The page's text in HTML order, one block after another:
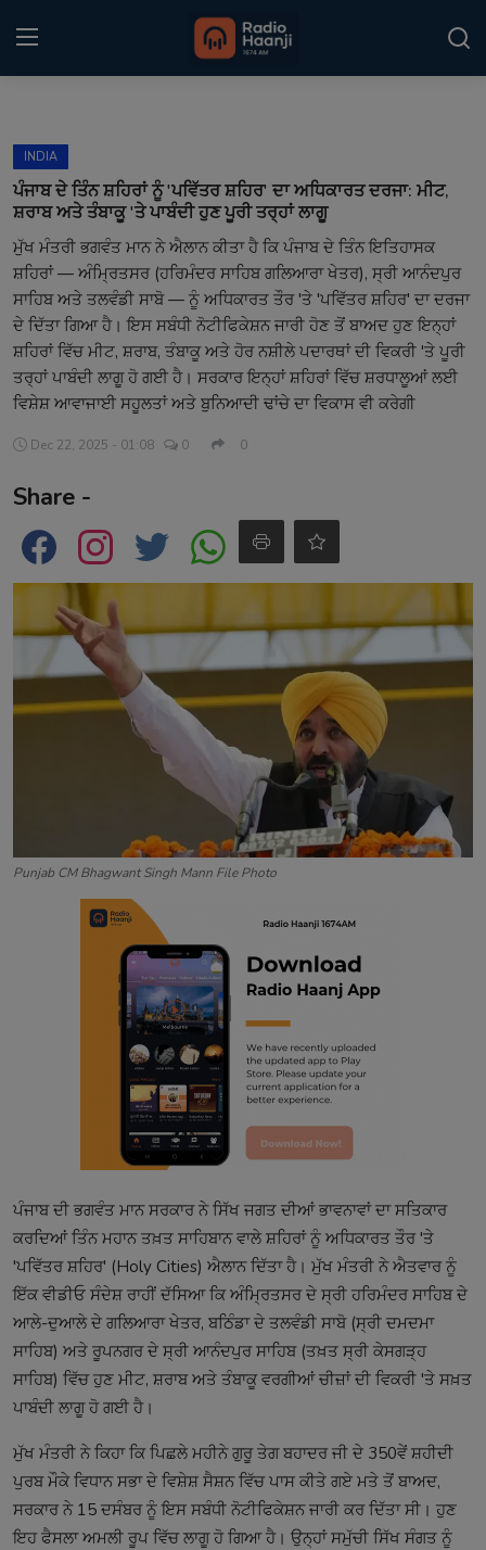
Home
Punjabi Podcast
Kitaab Kahani
Gallery
Sponsors
INDIA
ਪੰਜਾਬ ਦੇ ਤਿੰਨ ਸ਼ਹਿਰਾਂ ਨੂੰ 'ਪਵਿੱਤਰ ਸ਼ਹਿਰ' ਦਾ ਅਧਿਕਾਰਤ ਦਰਜਾ: ਮੀਟ,
ਸ਼ਰਾਬ ਅਤੇ ਤੰਬਾਕੂ 'ਤੇ ਪਾਬੰਦੀ ਹੁਣ ਪੂਰੀ ਤਰ੍ਹਾਂ ਲਾਗੂ
ਮੁੱਖ ਮੰਤਰੀ ਭਗਵੰਤ ਮਾਨ ਨੇ ਐਲਾਨ ਕੀਤਾ ਹੈ ਕਿ ਪੰਜਾਬ ਦੇ ਤਿੰਨ ਇਤਿਹਾਸਕ
ਸ਼ਹਿਰਾਂ — ਅੰਮ੍ਰਿਤਸਰ (ਹਰਿਮੰਦਰ ਸਾਹਿਬ ਗਲਿਆਰਾ ਖੇਤਰ), ਸ੍ਰੀ ਆਨੰਦਪੁਰ
ਸਾਹਿਬ ਅਤੇ ਤਲਵੰਡੀ ਸਾਬੋ — ਨੂੰ ਅਧਿਕਾਰਤ ਤੌਰ 'ਤੇ 'ਪਵਿੱਤਰ ਸ਼ਹਿਰ' ਦਾ ਦਰਜਾ
ਦੇ ਦਿੱਤਾ ਗਿਆ ਹੈ। ਇਸ ਸਬੰਧੀ ਨੋਟੀਫਿਕੇਸ਼ਨ ਜਾਰੀ ਹੋਣ ਤੋਂ ਬਾਅਦ ਹੁਣ ਇਨ੍ਹਾਂ
ਸ਼ਹਿਰਾਂ ਵਿੱਚ ਮੀਟ, ਸ਼ਰਾਬ, ਤੰਬਾਕੂ ਅਤੇ ਹੋਰ ਨਸ਼ੀਲੇ ਪਦਾਰਥਾਂ ਦੀ ਵਿਕਰੀ 'ਤੇ ਪੂਰੀ
ਤਰ੍ਹਾਂ ਪਾਬੰਦੀ ਲਾਗੂ ਹੋ ਗਈ ਹੈ। ਸਰਕਾਰ ਇਨ੍ਹਾਂ ਸ਼ਹਿਰਾਂ ਵਿੱਚ ਸ਼ਰਧਾਲੂਆਂ ਲਈ
ਵਿਸ਼ੇਸ਼ ਆਵਾਜਾਈ ਸਹੂਲਤਾਂ ਅਤੇ ਬੁਨਿਆਦੀ ਢਾਂਚੇ ਦਾ ਵਿਕਾਸ ਵੀ ਕਰੇਗੀ
Dec 22, 2025 - 01:08 0 0
Share -
Punjab CM Bhagwant Singh Mann File Photo
ਪੰਜਾਬ ਦੀ ਭਗਵੰਤ ਮਾਨ ਸਰਕਾਰ ਨੇ ਸਿੱਖ ਜਗਤ ਦੀਆਂ ਭਾਵਨਾਵਾਂ ਦਾ ਸਤਿਕਾਰ
ਕਰਦਿਆਂ ਤਿੰਨ ਮਹਾਨ ਤਖ਼ਤ ਸਾਹਿਬਾਨ ਵਾਲੇ ਸ਼ਹਿਰਾਂ ਨੂੰ ਅਧਿਕਾਰਤ ਤੌਰ 'ਤੇ
'ਪਵਿੱਤਰ ਸ਼ਹਿਰ' (Holy Cities) ਐਲਾਨ ਦਿੱਤਾ ਹੈ। ਮੁੱਖ ਮੰਤਰੀ ਨੇ ਐਤਵਾਰ ਨੂੰ
ਇੱਕ ਵੀਡੀਓ ਸੰਦੇਸ਼ ਰਾਹੀਂ ਦੱਸਿਆ ਕਿ ਅੰਮ੍ਰਿਤਸਰ ਦੇ ਸ੍ਰੀ ਹਰਿਮੰਦਰ ਸਾਹਿਬ ਦੇ
ਆਲੇ-ਦੁਆਲੇ ਦੇ ਗਲਿਆਰਾ ਖੇਤਰ, ਬਠਿੰਡਾ ਦੇ ਤਲਵੰਡੀ ਸਾਬੋ (ਸ੍ਰੀ ਦਮਦਮਾ
ਸਾਹਿਬ) ਅਤੇ ਰੂਪਨਗਰ ਦੇ ਸ੍ਰੀ ਆਨੰਦਪੁਰ ਸਾਹਿਬ (ਤਖ਼ਤ ਸ੍ਰੀ ਕੇਸਗੜ੍ਹ
ਸਾਹਿਬ) ਵਿੱਚ ਹੁਣ ਮੀਟ, ਸ਼ਰਾਬ ਅਤੇ ਤੰਬਾਕੂ ਵਰਗੀਆਂ ਚੀਜ਼ਾਂ ਦੀ ਵਿਕਰੀ 'ਤੇ ਸਖ਼ਤ
ਪਾਬੰਦੀ ਲਾਗੂ ਹੋ ਗਈ ਹੈ।
ਮੁੱਖ ਮੰਤਰੀ ਨੇ ਕਿਹਾ ਕਿ ਪਿਛਲੇ ਮਹੀਨੇ ਗੁਰੂ ਤੇਗ ਬਹਾਦਰ ਜੀ ਦੇ 350ਵੇਂ ਸ਼ਹੀਦੀ
ਪੁਰਬ ਮੌਕੇ ਵਿਧਾਨ ਸਭਾ ਦੇ ਵਿਸ਼ੇਸ਼ ਸੈਸ਼ਨ ਵਿੱਚ ਪਾਸ ਕੀਤੇ ਗਏ ਮਤੇ ਤੋਂ ਬਾਅਦ,
ਸਰਕਾਰ ਨੇ 15 ਦਸੰਬਰ ਨੂੰ ਇਸ ਸਬੰਧੀ ਨੋਟੀਫਿਕੇਸ਼ਨ ਜਾਰੀ ਕਰ ਦਿੱਤਾ ਸੀ। ਹੁਣ
ਇਹ ਫੈਸਲਾ ਅਮਲੀ ਰੂਪ ਵਿੱਚ ਲਾਗੂ ਹੋ ਗਿਆ ਹੈ। ਉਨ੍ਹਾਂ ਸਮੁੱਚੀ ਸਿੱਖ ਸੰਗਤ ਨੂੰ